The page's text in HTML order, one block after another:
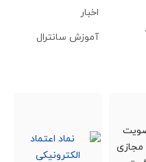
اخبار
آموزش سانترال